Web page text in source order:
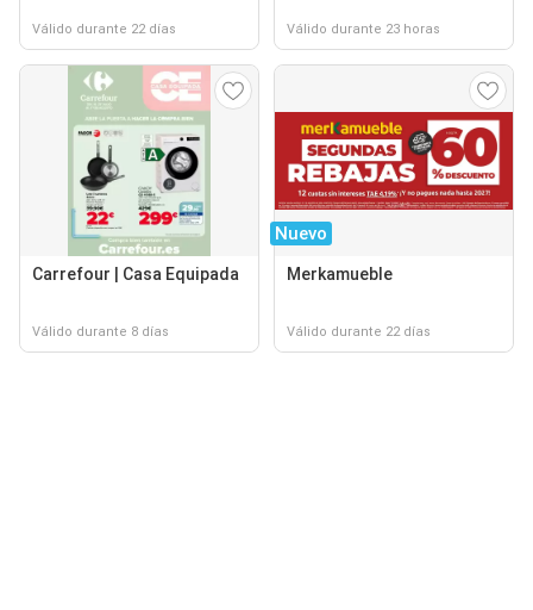
Válido durante 22 días Válido durante 23 horas
Carrefour | Casa Equipada
Válido durante 8 días
Nuevo
Merkamueble
Válido durante 22 días